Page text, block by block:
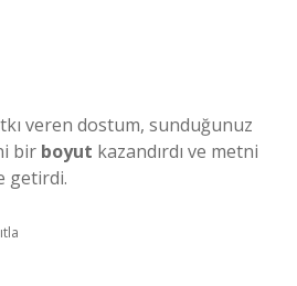
veren dostum, sunduğunuz
bir boyut kazandırdı ve metni
getirdi.